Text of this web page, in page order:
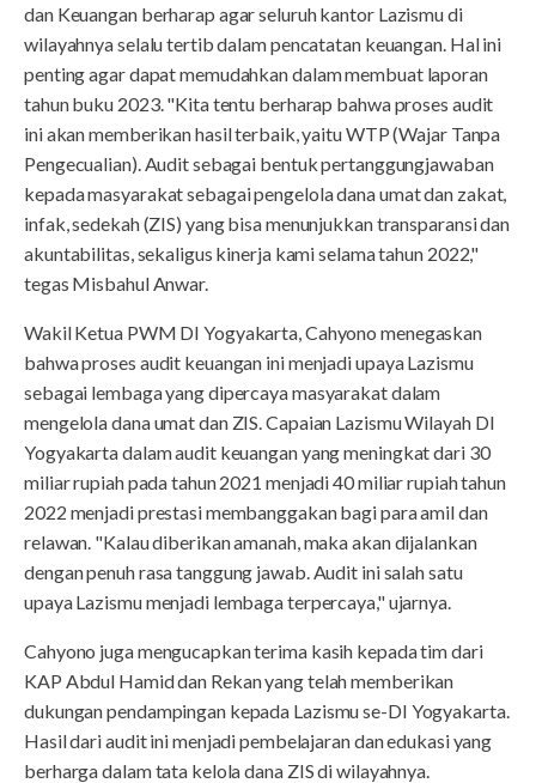
dan Keuangan berharap agar seluruh kantor Lazismu di
wilayahnya selalu tertib dalam pencatatan keuangan. Hal ini
penting agar dapat memudahkan dalam membuat laporan
tahun buku 2023. "Kita tentu berharap bahwa proses audit
ini akan memberikan hasil terbaik, yaitu WTP (Wajar Tanpa
Pengecualian). Audit sebagai bentuk pertanggungjawaban
kepada masyarakat sebagai pengelola dana umat dan zakat,
infak, sedekah (ZIS) yang bisa menunjukkan transparansi dan
akuntabilitas, sekaligus kinerja kami selama tahun 2022,"
tegas Misbahul Anwar.
Wakil Ketua PWM DI Yogyakarta, Cahyono menegaskan
bahwa proses audit keuangan ini menjadi upaya Lazismu
sebagai lembaga yang dipercaya masyarakat dalam
mengelola dana umat dan ZIS. Capaian Lazismu Wilayah DI
Yogyakarta dalam audit keuangan yang meningkat dari 30
miliar rupiah pada tahun 2021 menjadi 40 miliar rupiah tahun
2022 menjadi prestasi membanggakan bagi para amil dan
relawan. "Kalau diberikan amanah, maka akan dijalankan
dengan penuh rasa tanggung jawab. Audit ini salah satu
upaya Lazismu menjadi lembaga terpercaya," ujarnya.
Cahyono juga mengucapkan terima kasih kepada tim dari
KAP Abdul Hamid dan Rekan yang telah memberikan
dukungan pendampingan kepada Lazismu se-DI Yogyakarta.
Hasil dari audit ini menjadi pembelajaran dan edukasi yang
berharga dalam tata kelola dana ZIS di wilayahnya.